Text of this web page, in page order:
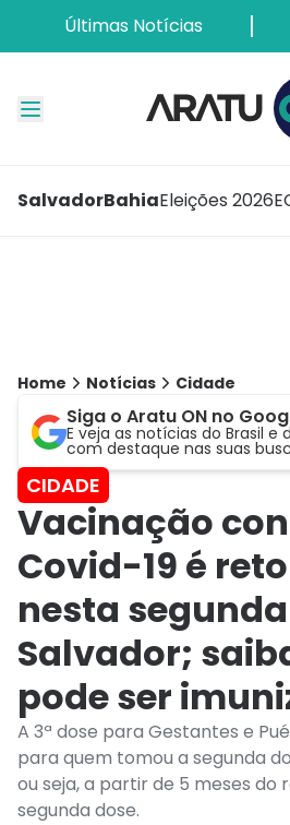
Últimas Notícias
SalvadorBahiaEleições 2026
Home Notícias Cidade
Siga o Aratu ON no
E veja as notícias do Brasil e
com destaque nas suas
CIDADE
Vacinação
Covid-19 é
nesta
Salvador;
pode ser
A 3ª dose para Gestantes e
para quem tomou a segunda
ou seja, a partir de 5 meses do
segunda dose.